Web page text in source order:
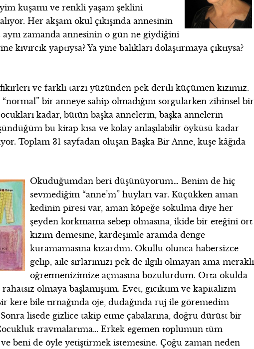
kuşamı ve renkli yaşam şeklini
Her akşam okul çıkışında annesinin
zamanda annesinin o gün ne giydiğini
kıvırcık yaptıysa? Ya yine balıkları dolaştırmaya çıktıysa?
ve farklı tarzı yüzünden pek dertli küçümen kızımız.
bir anneye sahip olmadığını sorgularken zihinsel bir
kadar, bütün başka annelerin, başka annelerin
bu kitap kısa ve kolay anlaşılabilir öyküsü kadar
Toplam 31 sayfadan oluşan Başka Bir Anne, kuşe kâğıda
Okuduğumdan beri düşünüyorum… Benim de hiç
sevmediğim “anne’m” huyları var. Küçükken aman
kedinin piresi var, aman köpeğe sokulma diye her
şeyden korkmama sebep olmasına, ikide bir eteğini ört
kızım demesine, kardeşimle aramda denge
kuramamasına kızardım. Okullu olunca habersizce
gelip, aile sırlarımızı pek de ilgili olmayan ama meraklı
öğretmenizimize açmasına bozulurdum. Orta okulda
olmaya başlamıştım. Evet, gıcıktım ve kapitalizm
kere bile tırnağında oje, dudağında ruj ile göremedim
Sonra lisede gizlice takip etme çabalarına, doğru dürüst bir
travmalarıma… Erkek egemen toplumun tüm
beni de öyle yetiştirmek istemesine. Çoğu zaman neden